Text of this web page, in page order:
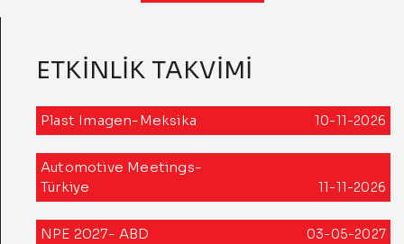
ETKİNLİK TAKVİMİ
Plast Imagen-Meksika 10-11-2026
Automotive Meetings-
Türkiye
11-11-2026
NPE 2027- ABD 03-05-2027